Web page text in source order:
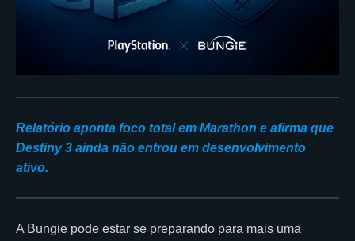
Relatório aponta foco total em Marathon e afirma que
Destiny 3 ainda não entrou em desenvolvimento
ativo.
A Bungie pode estar se preparando para mais uma